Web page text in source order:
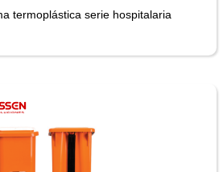
termoplástica serie hospitalaria